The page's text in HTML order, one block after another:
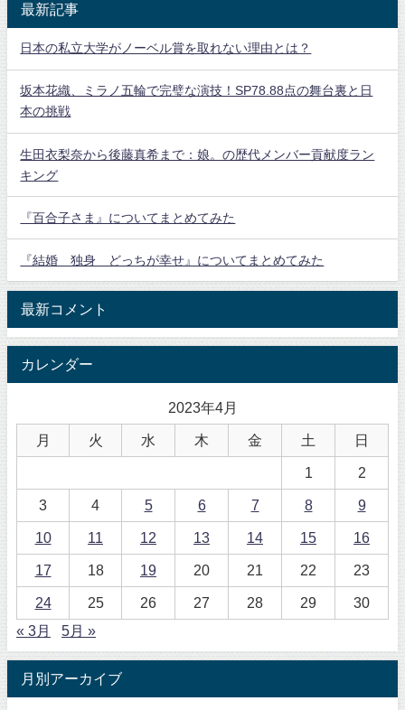
最新記事
日本の私立大学がノーベル賞を取れない理由とは？
坂本花織、ミラノ五輪で完璧な演技！SP78.88点の舞台裏と日
本の挑戦
生田衣梨奈から後藤真希まで：娘。の歴代メンバー貢献度ラン
キング
『百合子さま』についてまとめてみた
『結婚 独身 どっちが幸せ』についてまとめてみた
最新コメント
カレンダー
2023年4月
月 火 水 木 金 土 日
1 2
3 4 5 6 7 8 9
10 11 12 13 14 15 16
17 18 19 20 21 22 23
24 25 26 27 28 29
30
« 3月
5月 »
月別アーカイブ